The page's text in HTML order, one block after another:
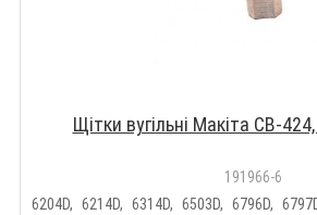
Щітки вугільні Макіта CB-
191966-6
6204D, 6214D, 6314D, 6503D, 6796D,